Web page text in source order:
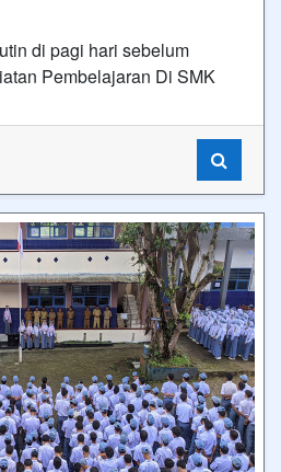
di pagi hari sebelum
Pembelajaran Di SMK